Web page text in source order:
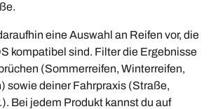
eine Auswahl an Reifen vor, die
kompatibel sind. Filter die Ergebnisse
(Sommerreifen, Winterreifen,
sowie deiner Fahrpraxis (Straße,
Bei jedem Produkt kannst du auf